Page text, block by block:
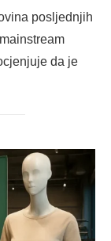
posljednjih
da je